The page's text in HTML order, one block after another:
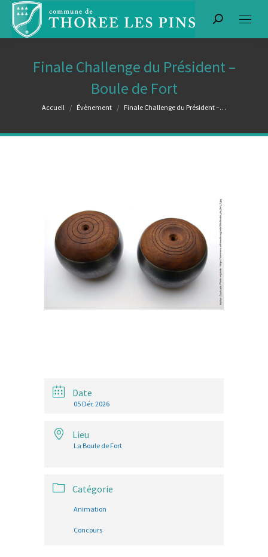
Recherche
Finale Challenge du Président –
Boule de Fort
Vous êtes ici :
Accueil Évènement Finale Challenge du Président –…
Date
05 Déc 2026
Lieu
La Boule de Fort
Catégorie
Animation
Concours